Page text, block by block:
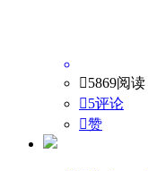
5869阅读
5评论
赞